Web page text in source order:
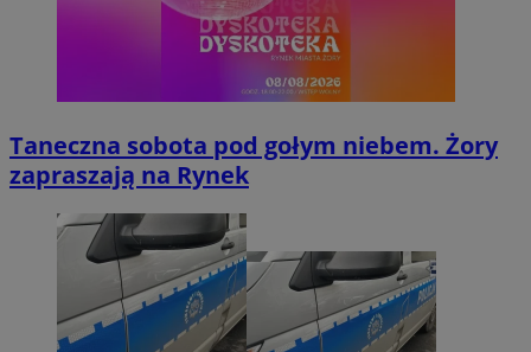
Taneczna sobota pod gołym niebem. Żory
zapraszają na Rynek